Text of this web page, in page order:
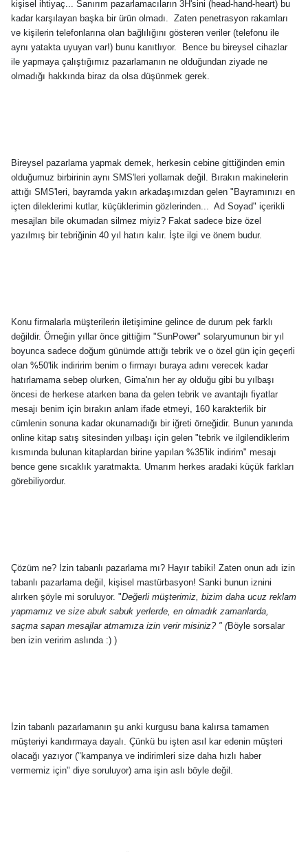
kişisel ihtiyaç... Sanırım pazarlamacıların 3H'sini (head-hand-heart) bu
kadar karşılayan başka bir ürün olmadı.
Zaten penetrasyon rakamları
ve kişilerin telefonlarına olan bağlılığını gösteren veriler (telefonu ile
aynı yatakta uyuyan var!) bunu kanıtlıyor.
Bence bu bireysel cihazlar
ile yapmaya çalıştığımız pazarlamanın ne olduğundan ziyade ne
olmadığı hakkında biraz da olsa düşünmek gerek.
Bireysel pazarlama yapmak demek, herkesin cebine gittiğinden emin
olduğumuz birbirinin aynı SMS'leri yollamak değil. Bırakın makinelerin
attığı SMS'leri, bayramda yakın arkadaşımızdan gelen "Bayramınızı en
içten dileklerimi kutlar, küçüklerimin gözlerinden...
Ad Soyad" içerikli
mesajları bile okumadan silmez miyiz? Fakat sadece bize özel
yazılmış bir tebriğinin 40 yıl hatırı kalır. İşte ilgi ve önem budur.
Konu firmalarla müşterilerin iletişimine gelince de durum pek farklı
değildir. Örneğin yıllar önce gittiğim "SunPower" solaryumunun bir yıl
boyunca sadece doğum günümde attığı tebrik ve o özel gün için geçerli
olan %50'lik indiririm benim o firmayı buraya adını verecek kadar
hatırlamama sebep olurken, Gima'nın her ay olduğu gibi bu yılbaşı
öncesi de herkese atarken bana da gelen tebrik ve avantajlı fiyatlar
mesajı benim için bırakın anlam ifade etmeyi, 160 karakterlik bir
cümlenin sonuna kadar okunamadığı bir iğreti örneğidir. Bunun yanında
online kitap satış sitesinden yılbaşı için gelen "tebrik ve ilgilendiklerim
kısmında bulunan kitaplardan birine yapılan %35'lik indirim" mesajı
bence gene sıcaklık yaratmakta. Umarım herkes aradaki küçük farkları
görebiliyordur.
Çözüm ne? İzin tabanlı pazarlama mı? Hayır tabiki! Zaten onun adı izin
tabanlı pazarlama değil, kişisel mastürbasyon! Sanki bunun iznini
alırken şöyle mi soruluyor. "Değerli müşterimiz, bizim daha ucuz reklam
yapmamız ve size abuk sabuk yerlerde, en olmadık zamanlarda,
saçma sapan mesajlar atmamıza izin verir misiniz? " (Böyle sorsalar
ben izin veririm aslında :) )
İzin tabanlı pazarlamanın şu anki kurgusu bana kalırsa tamamen
müşteriyi kandırmaya dayalı. Çünkü bu işten asıl kar edenin müşteri
olacağı yazıyor ("kampanya ve indirimleri size daha hızlı haber
vermemiz için" diye soruluyor) ama işin aslı böyle değil.